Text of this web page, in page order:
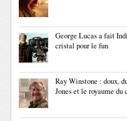
George Lucas a fait
cristal pour le fun
Ray Winstone : doux,
Jones et le royaume du